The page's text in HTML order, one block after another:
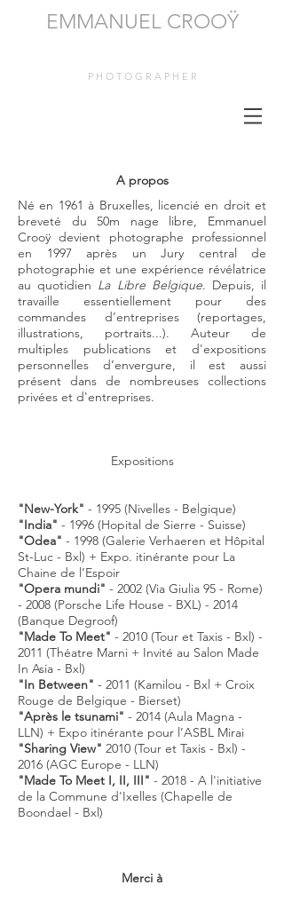
P H O T O G R A P H E R
EMMANUEL CROOŸ
A propos
Né en 1961 à Bruxelles, licencié en droit et
breveté du 50m nage libre, Emmanuel
Crooÿ devient photographe professionnel
en 1997 après un Jury central de
photographie et une expérience révélatrice
au quotidien La Libre Belgique. Depuis, il
travaille essentiellement pour des
commandes d’entreprises (reportages,
illustrations, portraits...). Auteur de
multiples publications et d'expositions
personnelles d’envergure, il est aussi
présent dans de nombreuses collections
privées et d'entreprises.
Expositions
"New-York" - 1995 (Nivelles - Belgique)
"India" - 1996 (Hopital de Sierre - Suisse)
"Odea" - 1998 (Galerie Verhaeren et Hôpital
St-Luc - Bxl) + Expo. itinérante pour La
Chaine de l’Espoir
"Opera mundi" - 2002 (Via Giulia 95 - Rome)
- 2008 (Porsche Life House - BXL) - 2014
(Banque Degroof)
"Made To Meet" - 2010 (Tour et Taxis - Bxl) -
2011 (Théatre Marni + Invité au Salon Made
In Asia - Bxl)
"In Between" - 2011 (Kamilou - Bxl + Croix
Rouge de Belgique - Bierset)
"Après le tsunami" - 2014 (Aula Magna -
LLN) + Expo itinérante pour l’ASBL Mirai
"Sharing View" 2010 (Tour et Taxis - Bxl) -
2016 (AGC Europe - LLN)
"Made To Meet I, II, III" - 2018 - A l'initiative
de la Commune d'Ixelles (Chapelle de
Boondael - Bxl)
Merci à